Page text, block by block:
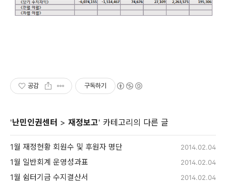
공감 구독하기
'난민인권센터 > 재정보고' 카테고리의 다른 글
1월 재정현황 회원수 및 후원자 명단 2014.02.04
1월 일반회계 운영성과표 2014.02.04
1월 쉼터기금 수지결산서 2014.02.04